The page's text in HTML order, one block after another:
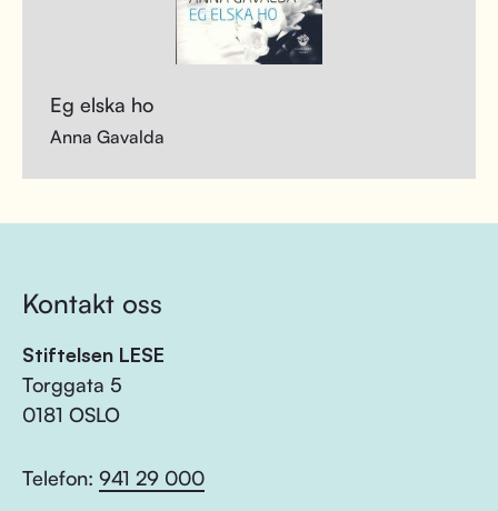
Eg elska ho
Anna Gavalda
Kontakt oss
Stiftelsen LESE
Torggata 5
0181 OSLO
Telefon: 941 29 000